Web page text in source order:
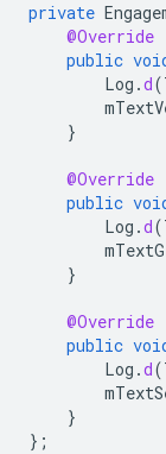
private
@Override
public
Log .d(
}
@Override
public
Log .d(
}
@Override
public
Log .d(
}
};